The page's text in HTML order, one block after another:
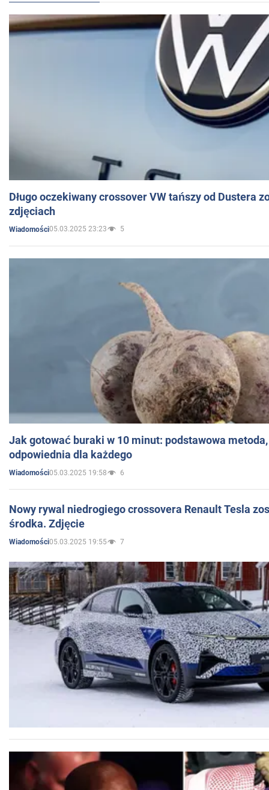
Długo oczekiwany crossover VW tańszy od Dustera
zdjęciach
Wiadomości05.03.2025 23:23 5
Jak gotować buraki w 10 minut: podstawowa
odpowiednia dla każdego
Wiadomości05.03.2025 19:58 6
Nowy rywal niedrogiego crossovera Renault Tesla
środka. Zdjęcie
Wiadomości05.03.2025 19:55 7